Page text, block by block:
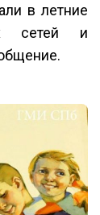
в летние
сетей и